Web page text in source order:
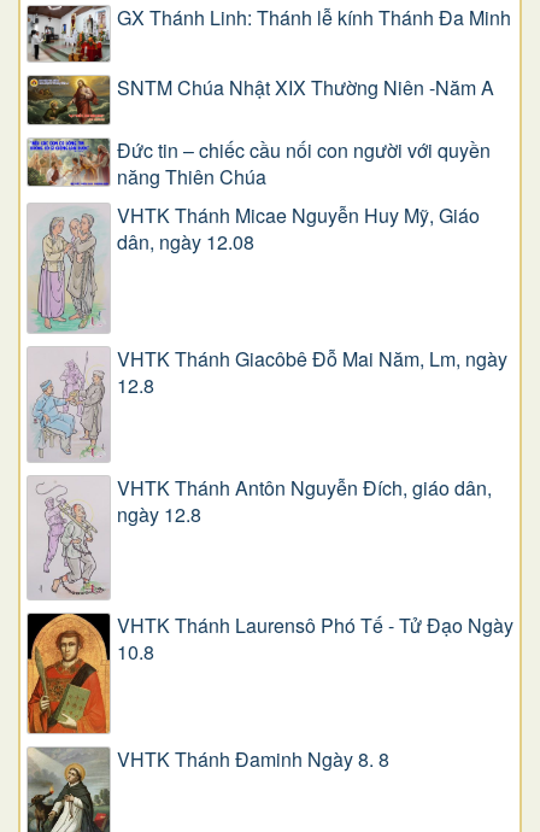
GX Thánh Linh: Thánh lễ kính Thánh Đa Minh
SNTM Chúa Nhật XIX Thường Niên -Năm A
Đức tin – chiếc cầu nối con người với quyền
năng Thiên Chúa
VHTK Thánh Micae Nguyễn Huy Mỹ, Giáo
dân, ngày 12.08
VHTK Thánh Giacôbê Ðỗ Mai Năm, Lm, ngày
12.8
VHTK Thánh Antôn Nguyễn Ðích, giáo dân,
ngày 12.8
VHTK Thánh Laurensô Phó Tế - Tử Đạo Ngày
10.8
VHTK Thánh Đaminh Ngày 8. 8